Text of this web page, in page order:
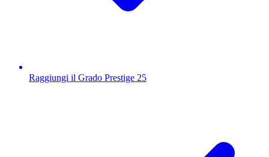
Raggiungi il Grado Prestige 25